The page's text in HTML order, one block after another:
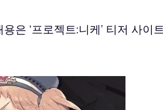
은 ‘프로젝트:니케’ 티저 사이